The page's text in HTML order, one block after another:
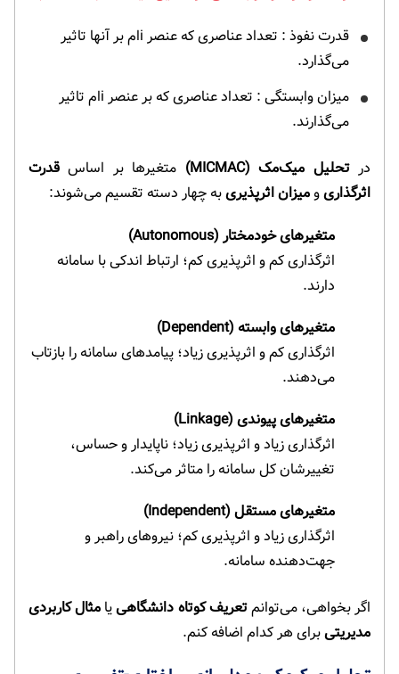
قدرت نفوذ : تعداد عناصری که عنصر iام بر آنها تاثیر
می‌گذارد.
میزان وابستگی : تعداد عناصری که بر عنصر iام تاثیر
می‌گذارند.
درتحلیل میک‌مک (MICMAC) متغیرها بر اساس قدرت
اثرگذاریو میزان اثرپذیریبه چهار دسته تقسیم می‌شوند:
متغیرهای خودمختار (Autonomous)
اثرگذاری کم و اثرپذیری کم؛ ارتباط اندکی با سامانه
دارند.
متغیرهای وابسته (Dependent)
اثرگذاری کم و اثرپذیری زیاد؛ پیامدهای سامانه را بازتاب
می‌دهند.
متغیرهای پیوندی (Linkage)
اثرگذاری زیاد و اثرپذیری زیاد؛ ناپایدار و حساس،
تغییرشان کل سامانه را متاثر می‌کند.
متغیرهای مستقل (Independent)
اثرگذاری زیاد و اثرپذیری کم؛ نیروهای راهبر و
جهت‌دهنده سامانه.
اگر بخواهی، می‌توانمتعریف کوتاه دانشگاهییا مثال کاربردی
مدیریتیبرای هر کدام اضافه کنم.